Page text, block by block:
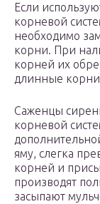
Если
корневой
необходимо
корни. При
корней их
длинные корни
Саженцы
корневой
яму, слегка
корней и
производят
засыпают